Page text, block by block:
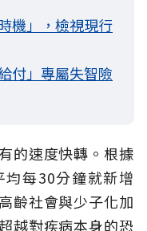
機」，檢視現行
付」專屬失智險
的速度快轉。根據
均每30分鐘就新增
齡社會與少子化加
越對疾病本身的恐